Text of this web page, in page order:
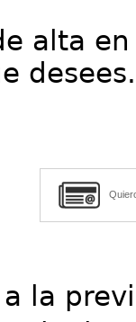
alta
desees.
la